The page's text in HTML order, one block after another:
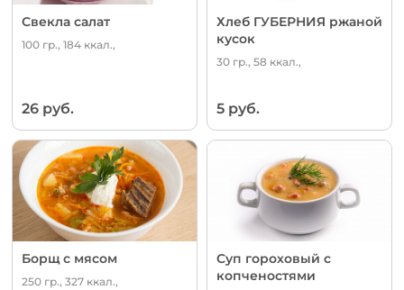
Свекла салат
100 гр., 184 ккал.,
26 руб.
Хлеб ГУБЕРНИЯ ржаной
кусок
30 гр., 58 ккал.,
5 руб.
Борщ с мясом
250 гр., 327 ккал.,
Суп гороховый с
копченостями